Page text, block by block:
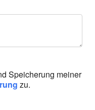
Speicherung meiner
zu.